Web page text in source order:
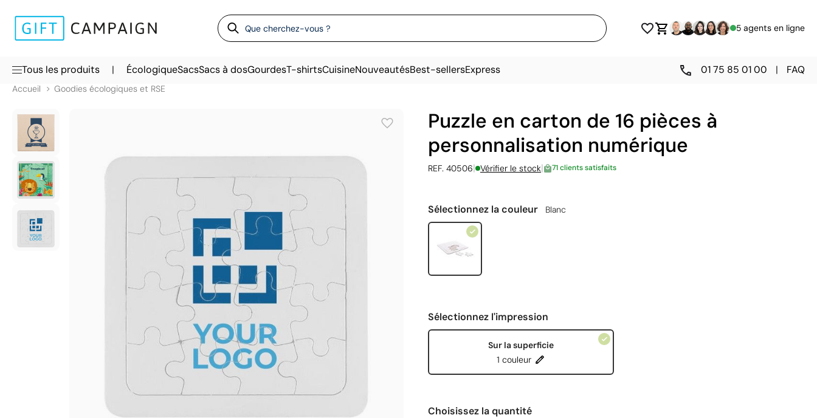
5 agents en ligne
Tous les produits | ÉcologiqueSacsSacs à dosGourdesT-shirtsCuisineNouveautésBest-sellersExpress 01 75 85 01 00 | FAQ
Accueil Goodies écologiques et RSE
Puzzle en carton de 16 pièces à
personnalisation numérique
REF. 40506| Vérifier le stock| 71 clients satisfaits
Sélectionnez la couleur Blanc
Sélectionnez l'impression
Sur la superficie
1 couleur
Choisissez la quantité